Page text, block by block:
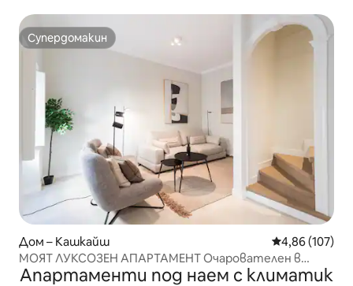
Супердомакин
Супердомакин
Дом – Кашкайш Средна
4,86 (107)
МОЯТ ЛУКСОЗЕН АПАРТАМЕНТ Очарователен в
Кашкайш
Апартаменти под наем с климатик